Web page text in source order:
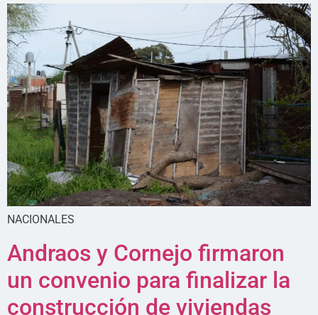
NACIONALES
Andraos y Cornejo firmaron
un convenio para finalizar la
construcción de viviendas